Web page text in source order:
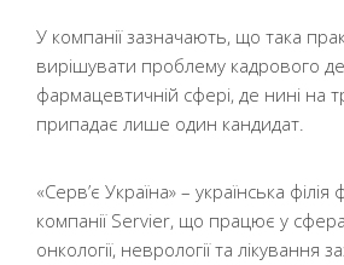
У компанії зазначають, що така
вирішувати проблему кадрового
фармацевтичній сфері, де нині на
припадає лише один кандидат.
«Серв’є Україна» – українська філія
компанії Servier, що працює у сферах
онкології, неврології та лікування